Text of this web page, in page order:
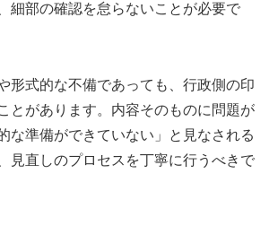
細部の確認を怠らないことが必要で
形式的な不備であっても、行政側の印
とがあります。内容そのものに問題が
な準備ができていない」と見なされる
見直しのプロセスを丁寧に行うべきで